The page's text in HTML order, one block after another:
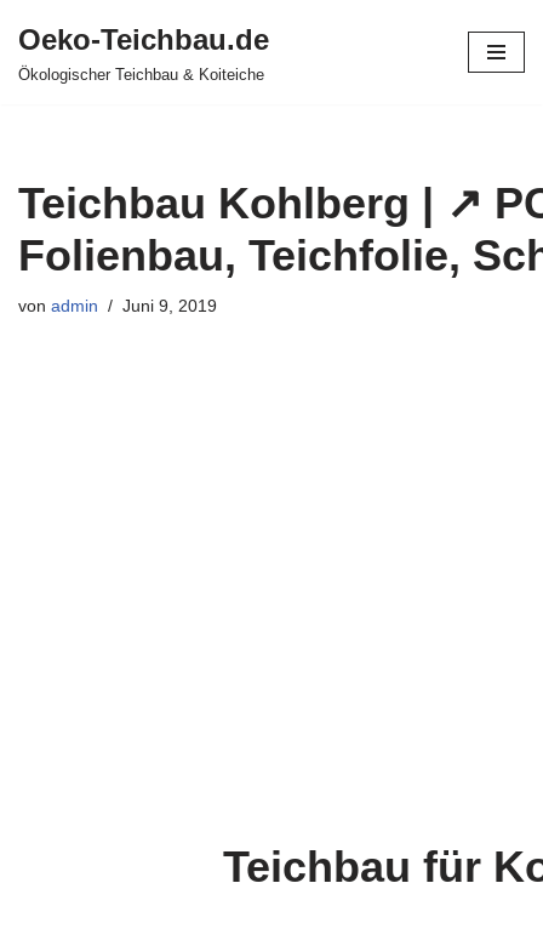
Zum
Oeko-Teichbau.de
Ökologischer Teichbau & Koiteiche
Teichbau Kohlberg | ↗️
Folienbau, Teichfolie,
von admin Juni 9, 2019
Teichbau für